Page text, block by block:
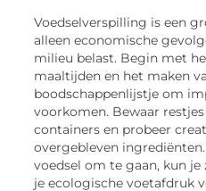
Voedselverspilling is een
alleen economische
milieu belast. Begin met
maaltijden en het maken
boodschappenlijstje om
voorkomen. Bewaar
containers en probeer
overgebleven
voedsel om te gaan, kun je
je ecologische voetafdruk